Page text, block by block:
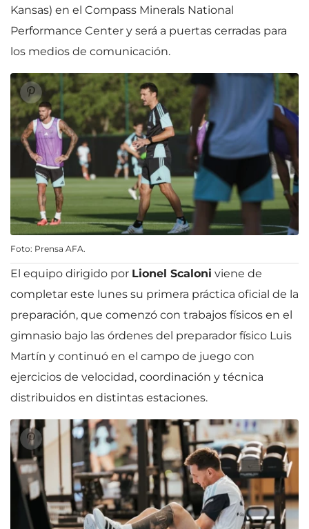
Kansas) en el Compass Minerals National
Performance Center y será a puertas cerradas para
los medios de comunicación.
Foto: Prensa AFA.
El equipo dirigido por Lionel Scaloni viene de
completar este lunes su primera práctica oficial de la
preparación, que comenzó con trabajos físicos en el
gimnasio bajo las órdenes del preparador físico Luis
Martín y continuó en el campo de juego con
ejercicios de velocidad, coordinación y técnica
distribuidos en distintas estaciones.